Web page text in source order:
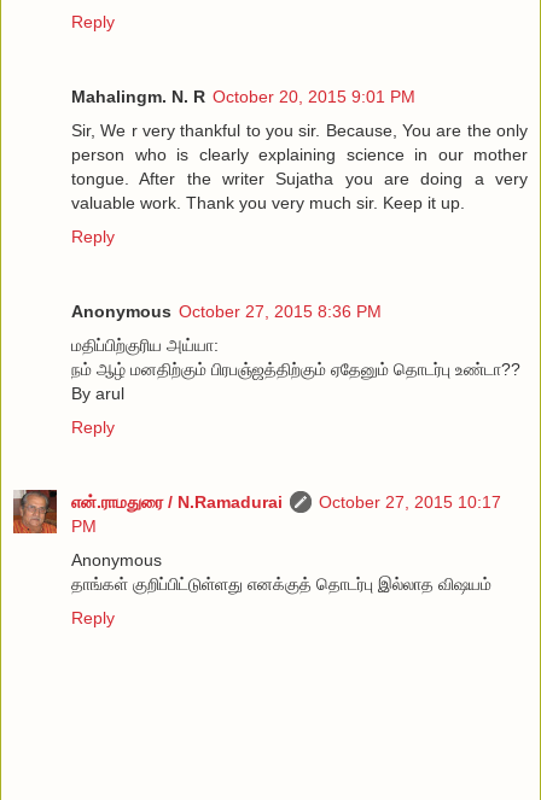
Reply
Mahalingm. N. R October 20, 2015 9:01 PM
Sir, We r very thankful to you sir. Because, You are the only
person who is clearly explaining science in our mother
tongue. After the writer Sujatha you are doing a very
valuable work. Thank you very much sir. Keep it up.
Reply
Anonymous October 27, 2015 8:36 PM
மதிப்பிற்குரிய அய்யா:
நம் ஆழ் மனதிற்கும் பிரபஞ்ஜத்திற்கும் ஏதேனும் தொடர்பு உண்டா??
By arul
Reply
என்.ராமதுரை / N.Ramadurai
October 27, 2015 10:17
PM
Anonymous
தாங்கள் குறிப்பிட்டுள்ளது எனக்குத் தொடர்பு இல்லாத விஷயம்
Reply